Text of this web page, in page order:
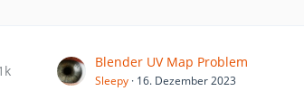
Blender UV Map Problem
Sleepy 16. Dezember 2023